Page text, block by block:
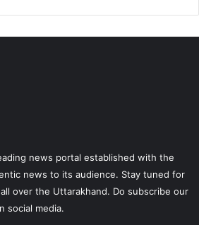
news portal established with the
news to its audience. Stay tuned for
over the Uttarakhand. Do subscribe our
social media.